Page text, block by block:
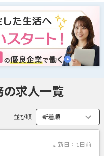
求人一覧
並び順
更新日： 1日前